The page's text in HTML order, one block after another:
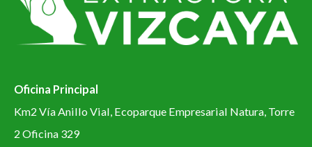
Oficina Principal
Km2 Vía Anillo Vial, Ecoparque Empresarial Natura, Torre
2 Oficina 329